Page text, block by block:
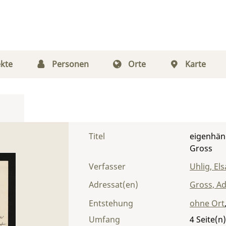
Personen Orte Karte
Titel
Gross
Verfasser
Uhlig,
Adressat(en)
Gross,
Entstehung
ohne Ort
Umfang
4